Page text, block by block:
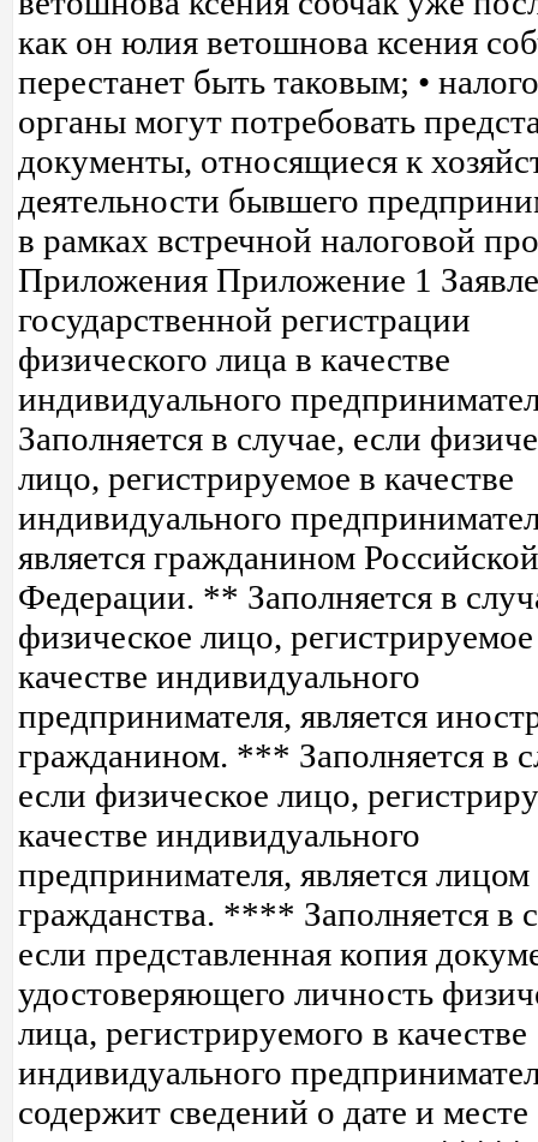
как он юлия ветошнова ксения
перестанет быть таковым; •
органы могут потребовать
документы, относящиеся к
деятельности бывшего
в рамках встречной налоговой
Приложения Приложение 1
государственной регистрации
физического лица в качестве
индивидуального
Заполняется в случае, если
лицо, регистрируемое в качестве
индивидуального
является гражданином Российской
Федерации. ** Заполняется в
физическое лицо,
качестве индивидуального
предпринимателя, является
гражданином. *** Заполняется в
если физическое лицо,
качестве индивидуального
предпринимателя, является лицом
гражданства. **** Заполняется в
если представленная копия
удостоверяющего личность
лица, регистрируемого в качестве
индивидуального
содержит сведений о дате и месте